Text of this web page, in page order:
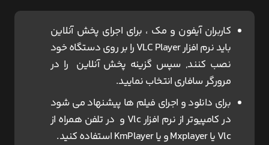
کاربران آیفون و مک ، برای اجرای پخش آنلاین
باید نرم افزار VLC Player را بر روی دستگاه خود
نصب کنند, سپس گزینه پخش آنلاین را در
مرورگر سافاری انتخاب نمایید.
برای دانلود و اجرای فیلم ها پیشنهاد می شود
در کامپیوتر از نرم افزار Vlc و در تلفن همراه از
Vlc یا Mxplayer و یا KmPlayer استفاده کنید.